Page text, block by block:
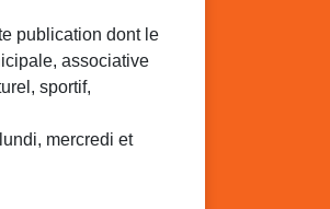
publication dont le
associative
sportif,
mercredi et